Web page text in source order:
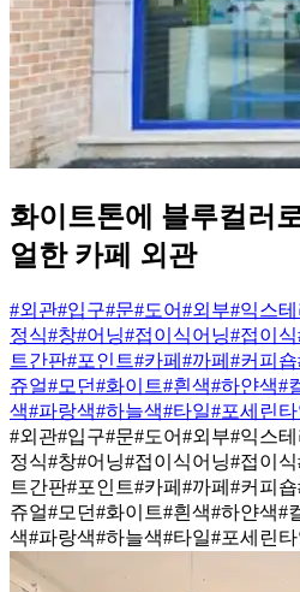
화이트톤에 블루컬러
얼한 카페 외관
#외관#입구#문#도어#외부#익스테
정식#창#어닝#접이식어닝#접이식
트간판#포인트#카페 #까페 #커피숍
쥬얼#모던#화이트#흰색#하얀색#
색#파랑색#하늘색#타일#포세린타
#외관#입구#문#도어#외부#익스테
정식#창#어닝#접이식어닝#접이식
트간판#포인트#카페 #까페 #커피숍
쥬얼#모던#화이트#흰색#하얀색#
색#파랑색#하늘색#타일#포세린타